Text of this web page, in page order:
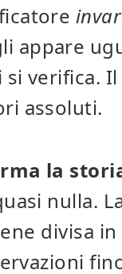
appare
verifica.
assoluti.
la
nulla.
divisa